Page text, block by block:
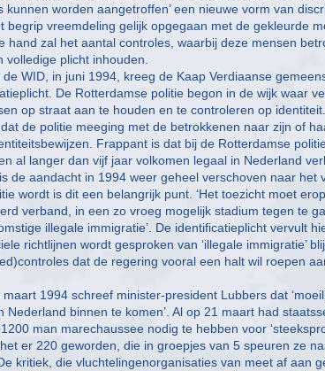
kunnen worden aangetroffen’ een nieuwe vorm van
begrip vreemdeling gelijk opgegaan met de gekleurde
hand zal het aantal controles, waarbij deze mensen
plicht inhouden.
WID, in juni 1994, kreeg de Kaap Verdiaanse
De Rotterdamse politie begon in de wijk waar
op straat aan te houden en te controleren op
de politie meeging met de betrokkenen naar zijn of
Frappant is dat bij de Rotterdamse
al langer dan vijf jaar volkomen legaal in Nederland
de aandacht in 1994 weer geheel verschoven naar het
wordt is dit een belangrijk punt. ‘Het toezicht moet
verband, in een zo vroeg mogelijk stadium tegen te
illegale immigratie’. De identificatieplicht vervult
richtlijnen wordt gesproken van ‘illegale immigratie’
dat de regering vooral een halt wil roepen
1994 schreef minister-president Lubbers dat
binnen te komen’. Al op 21 maart had
man marechaussee nodig te hebben voor
er 220 geworden, die in groepjes van 5 speuren ze
kritiek, die vluchtelingenorganisaties van meet af aan